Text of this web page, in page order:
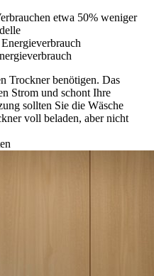
etwa 50% weniger
Trockner benötigen. Das
Strom und schont Ihre
sollten Sie die Wäsche
voll beladen, aber nicht